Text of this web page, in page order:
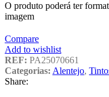
O produto poderá ter
imagem
Compare
Add to wishlist
REF: PA25070661
Categorias: Alentejo,
Share: